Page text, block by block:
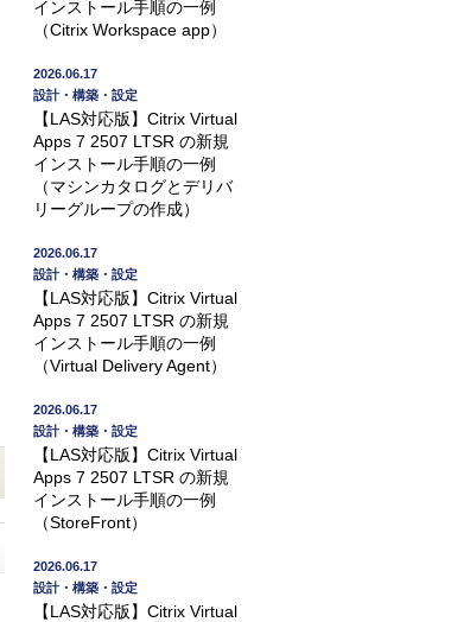
インストール手順の一例
（Citrix Workspace app）
2026.06.17
設計・構築・設定
【LAS対応版】Citrix Virtual
Apps 7 2507 LTSR の新規
インストール手順の一例
（マシンカタログとデリバ
リーグループの作成）
2026.06.17
設計・構築・設定
【LAS対応版】Citrix Virtual
Apps 7 2507 LTSR の新規
インストール手順の一例
（Virtual Delivery Agent）
2026.06.17
設計・構築・設定
【LAS対応版】Citrix Virtual
Apps 7 2507 LTSR の新規
インストール手順の一例
（StoreFront）
2026.06.17
設計・構築・設定
【LAS対応版】Citrix Virtual